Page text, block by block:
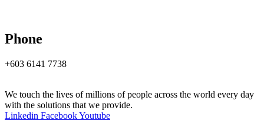
Phone
+603 6141 7738
We touch the lives of millions of people across the world every day
with the solutions that we provide.
Linkedin FacebookYoutube